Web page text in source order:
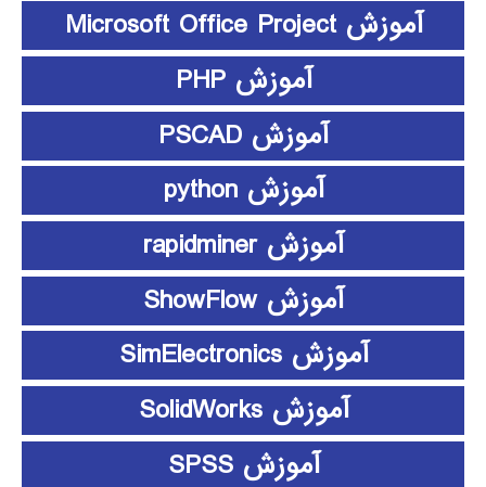
آموزش Microsoft Office Project
آموزش PHP
آموزش PSCAD
آموزش python
آموزش rapidminer
آموزش ShowFlow
آموزش SimElectronics
آموزش SolidWorks
آموزش SPSS